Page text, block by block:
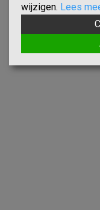
wijzigen. Lees